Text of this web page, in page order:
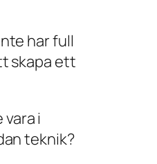
har full
skapa ett
i
teknik?